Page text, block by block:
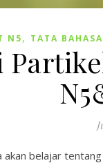
N5, TATA
akan belajar